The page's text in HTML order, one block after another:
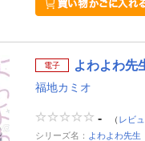
電子 よわよわ先
福地カミオ
- （ レビ
シリーズ名： よわよわ先生